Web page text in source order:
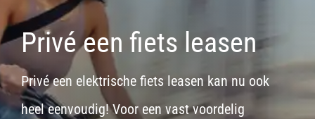
Privé een fiets leasen
Privé een elektrische fiets leasen kan nu ook
heel eenvoudig! Voor een vast voordelig